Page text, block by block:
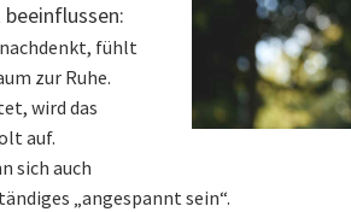
fühlt
zur Ruhe.
wird das
auf.
sich auch
„angespannt sein“.